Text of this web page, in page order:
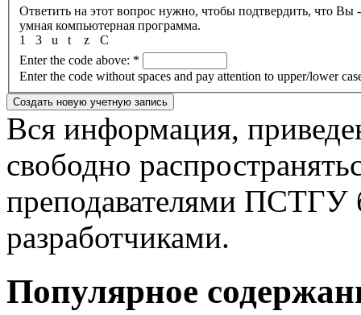
Ответить на этот вопрос нужно, чтобы подтвердить, что
умная компьютерная программа.
t
z C
u
3
1
Enter the code above: *
Enter the code without spaces and pay attention to upper/lower
Вся информация,
свободно
преподавателями ПСТГУ
разработчиками.
Популярное